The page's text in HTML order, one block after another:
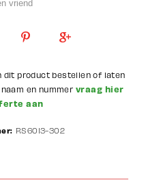
dit product bestellen of laten
en nummer vraag hier
aan
RS6013-302